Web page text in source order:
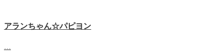
アランちゃん☆パピヨン